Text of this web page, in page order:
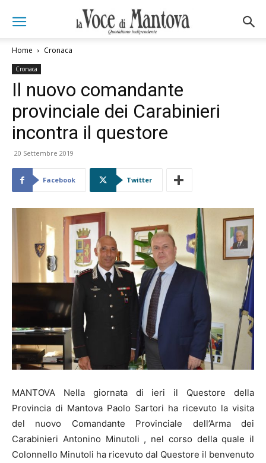
Home Cronaca
Cronaca
Il nuovo comandante
provinciale dei Carabinieri
incontra il questore
20 Settembre 2019
Facebook Twitter
MANTOVA Nella giornata di ieri il Questore della
Provincia di Mantova Paolo Sartori ha ricevuto la visita
del nuovo Comandante Provinciale dell’Arma dei
Carabinieri Antonino Minutoli , nel corso della quale il
Colonnello Minutoli ha ricevuto dal Questore il benvenuto